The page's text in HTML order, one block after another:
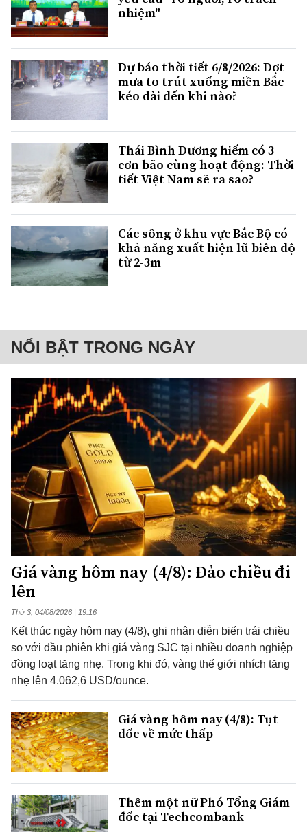
nhiệm"
Dự báo thời tiết 6/8/2026: Đợt
mưa to trút xuống miền Bắc
kéo dài đến khi nào?
Thái Bình Dương hiếm có 3
cơn bão cùng hoạt động: Thời
tiết Việt Nam sẽ ra sao?
Các sông ở khu vực Bắc Bộ có
khả năng xuất hiện lũ biên độ
từ 2-3m
NỔI BẬT TRONG NGÀY
Giá vàng hôm nay (4/8): Đảo chiều đi
lên
Thứ 3, 04/08/2026 | 19:16
Kết thúc ngày hôm nay (4/8), ghi nhận diễn biến trái chiều
so với đầu phiên khi giá vàng SJC tại nhiều doanh nghiệp
đồng loạt tăng nhẹ. Trong khi đó, vàng thế giới nhích tăng
nhẹ lên 4.062,6 USD/ounce.
Giá vàng hôm nay (4/8): Tụt
dốc về mức thấp
Thêm một nữ Phó Tổng Giám
đốc tại Techcombank